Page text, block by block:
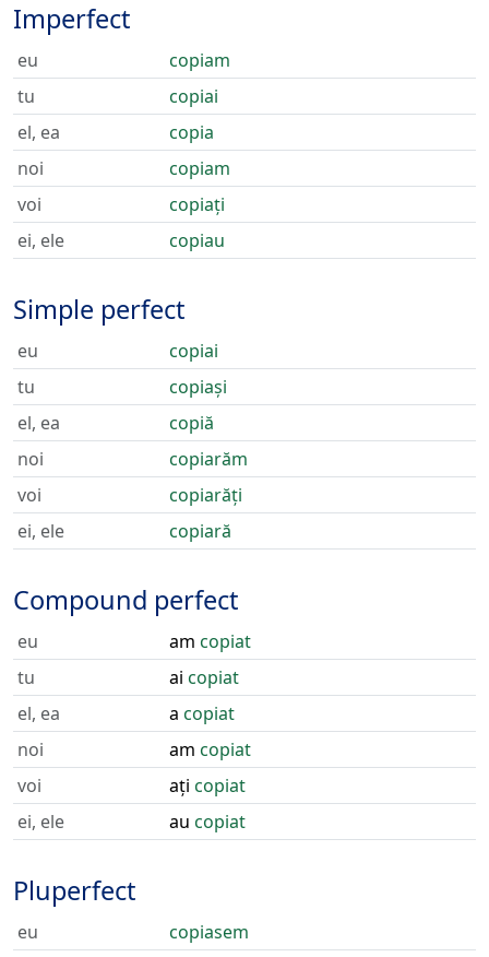
Imperfect
eu
copiam
tu
copiai
el, ea
copia
noi
copiam
voi
copiați
ei, ele
copiau
Simple perfect
eu
copiai
tu
copiași
el, ea
copiă
noi
copiarăm
voi
copiarăți
ei, ele
copiară
Compound perfect
eu am copiat
tu
ai copiat
el, ea
a copiat
noi
am copiat
voi
ați copiat
ei, ele
au copiat
Pluperfect
eu
copiasem